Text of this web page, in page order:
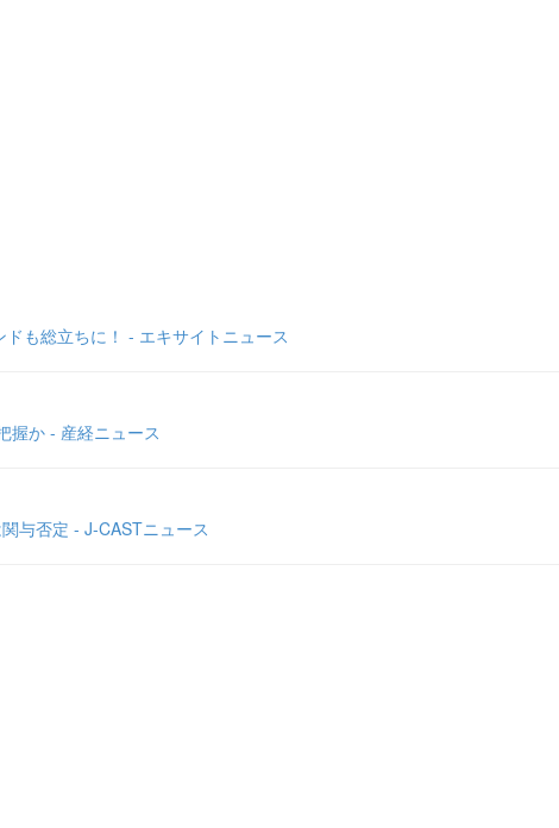
も総立ちに！ - エキサイトニュース
握か - 産経ニュース
与否定 - J-CASTニュース